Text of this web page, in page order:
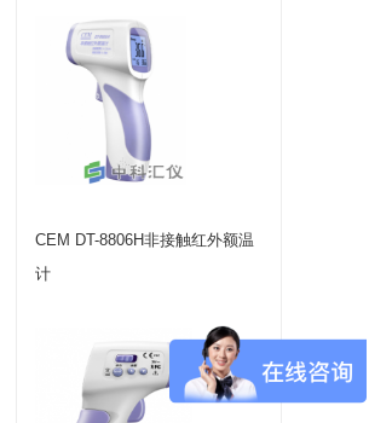
CEM DT-8806H非接触红外额温
计